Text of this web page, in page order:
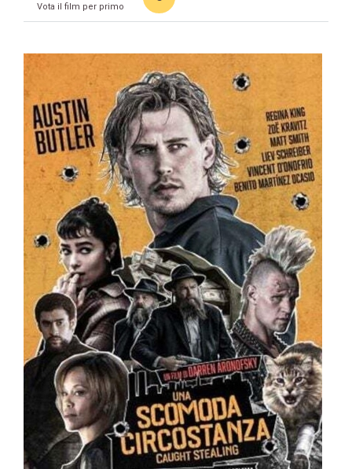
Vota il film per primo